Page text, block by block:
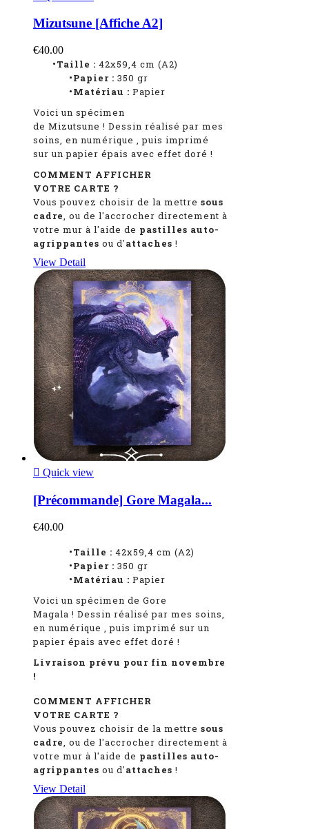
Mizutsune [Affiche A2]
€40.00
•Taille : 42x59,4 cm (A2)
•Papier : 350 gr
•Matériau : Papier
Voici un spécimen
de Mizutsune ! Dessin réalisé par mes
soins, en numérique , puis imprimé
sur un papier épais avec effet doré !
COMMENT AFFICHER
VOTRE CARTE ?
Vous pouvez choisir de la mettre sous
cadre, ou de l'accrocher directement à
votre mur à l'aide de pastilles auto-
agrippantes ou d'attaches !
View Detail
 Quick view
[Précommande] Gore Magala...
€40.00
•Taille : 42x59,4 cm (A2)
•Papier : 350 gr
•Matériau : Papier
Voici un spécimen de Gore
Magala ! Dessin réalisé par mes soins,
en numérique
, puis imprimé sur un
papier épais avec effet doré !
Livraison prévu pour fin novembre
!
COMMENT AFFICHER
VOTRE CARTE ?
Vous pouvez choisir de la mettre sous
cadre , ou de l'accrocher directement à
votre mur à l'aide de pastilles auto-
agrippantes ou d'attaches !
View Detail